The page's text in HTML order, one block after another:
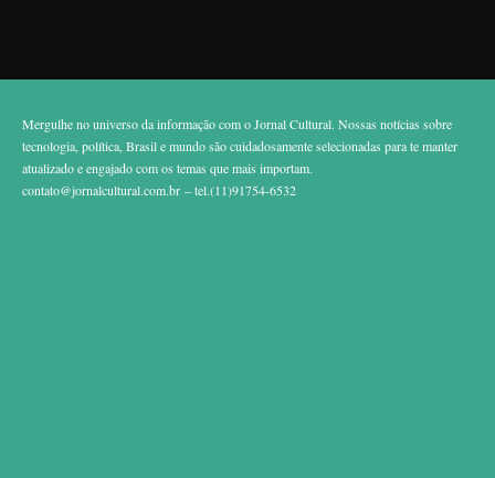
Mergulhe no universo da informação com o Jornal Cultural. Nossas notícias sobre
tecnologia, política, Brasil e mundo são cuidadosamente selecionadas para te manter
atualizado e engajado com os temas que mais importam.
contato@jornalcultural.com.br – tel.(11)91754-6532